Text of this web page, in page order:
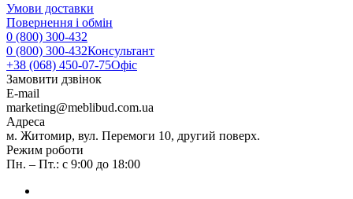
Умови доставки
Повернення і обмін
0 (800) 300-432
0 (800) 300-432Консультант
+38 (068) 450-07-75Офіс
Замовити дзвінок
E-mail
marketing@meblibud.com.ua
Адреса
м. Житомир, вул. Перемоги 10, другий поверх.
Режим роботи
Пн. – Пт.: с 9:00 до 18:00